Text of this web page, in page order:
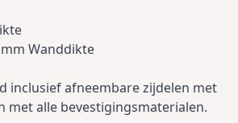
Wanddikte
inclusief afneembare zijdelen met
met alle bevestigingsmaterialen.